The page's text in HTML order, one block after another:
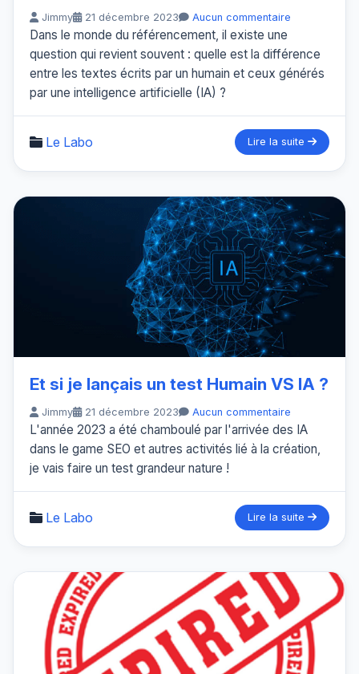
Jimmy 21 décembre 2023 Aucun commentaire
Dans le monde du référencement, il existe une
question qui revient souvent : quelle est la différence
entre les textes écrits par un humain et ceux générés
par une intelligence artificielle (IA) ?
Le Labo Lire la suite
Et si je lançais un test Humain VS IA ?
Jimmy 21 décembre 2023 Aucun commentaire
L'année 2023 a été chamboulé par l'arrivée des IA
dans le game SEO et autres activités lié à la création,
je vais faire un test grandeur nature !
Le Labo Lire la suite